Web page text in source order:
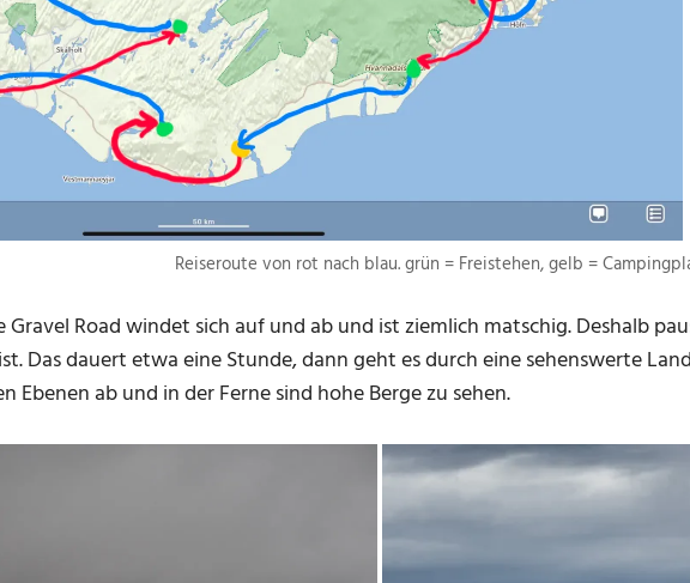
Reiseroute von rot nach blau. grün = Freistehen, gelb =
Gravel Road windet sich auf und ab und ist ziemlich matschig. Deshalb
Das dauert etwa eine Stunde, dann geht es durch eine sehenswerte
Ebenen ab und in der Ferne sind hohe Berge zu sehen.